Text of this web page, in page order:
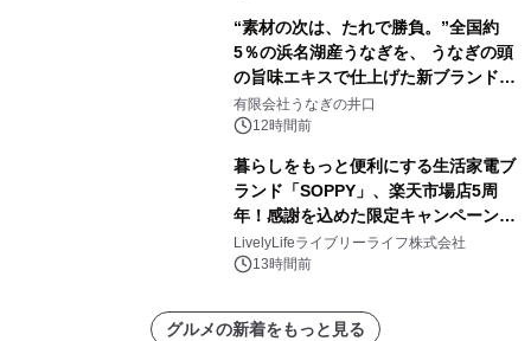
“素材の次は、たれで勝負。”全国約
5％の浜名湖産うなぎを、 うなぎの頭
の旨味エキスで仕上げた新ブランド
「井口の誉」誕生
有限会社うなぎの井口
12時間前
暮らしをもっと便利にする生活家電ブ
ランド「SOPPY」、楽天市場店5周
年！感謝を込めた限定キャンペーンを
8月10日より開催
LivelyLifeライブリーライフ株式会社
13時間前
グルメの新着をもっと見る